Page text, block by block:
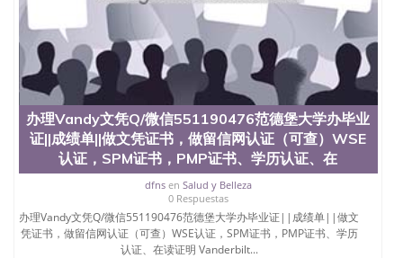
University）圣何塞州立大学成绩单（San Jose State
University）圣何塞州立大学成绩单（ San Jose State
University）圣何塞州立大学成绩单（San Jose State
University）成绩单圣何塞州立大学文凭（San Jose
State University）圣何塞州立大学（San Jose State
University）圣何塞州立大学（San Jose State
University）圣何塞州立大学（ San Jose State
University）圣何塞州立大学（San Jose State
University）圣何塞州立大学文凭（San Jose State
University）圣何塞州立大学文凭（San Jose State
University）文凭圣何塞州立大学文凭（San Jose
State University）圣何塞州立大学学历（ San Jose
State University）圣何塞州立大学学历（San Jose
State University）圣何塞州立大学学历（San Jose
State University）圣 塞州立大学学历（San Jose
办理Vandy文凭Q/微信551190476范德堡大学办毕业
证||成绩单||做文凭证书，做留信网认证（可查）WSE
认证，SPM证书，PMP证书、学历认证、在
dfnsen Salud y Belleza
0 Respuestas
办理Vandy文凭Q/微信551190476范德堡大学办毕业证||成绩单||做文
凭证书，做留信网认证（可查）WSE认证，SPM证书，PMP证书、学历
认证、在读证明 Vanderbilt...